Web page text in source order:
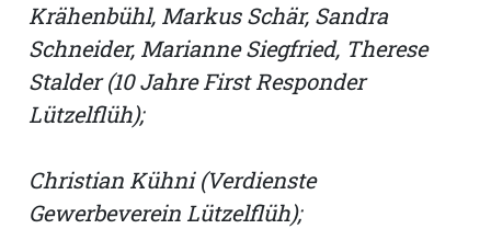
Krähenbühl, Markus Schär, Sandra
Schneider, Marianne Siegfried, Therese
Stalder (10 Jahre First Responder
Lützelflüh);
Christian Kühni (Verdienste
Gewerbeverein Lützelflüh);